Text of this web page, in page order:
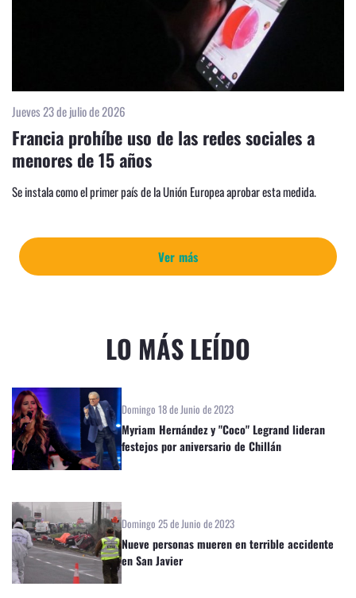
Ver más
Jueves 23 de julio de 2026
Francia prohíbe uso de las redes sociales a
menores de 15 años
Se instala como el primer país de la Unión Europea aprobar esta medida.
LO MÁS LEÍDO
Domingo 18 de Junio de 2023
Myriam Hernández y "Coco" Legrand lideran
festejos por aniversario de Chillán
Domingo 25 de Junio de 2023
Nueve personas mueren en terrible accidente
en San Javier